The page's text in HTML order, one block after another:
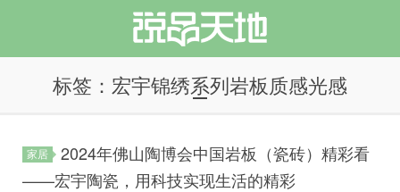
说品天地
标签：宏宇锦绣系列岩板质感光感
家居
2024年佛山陶博会中国岩板（瓷砖）精彩看
——宏宇陶瓷，用科技实现生活的精彩